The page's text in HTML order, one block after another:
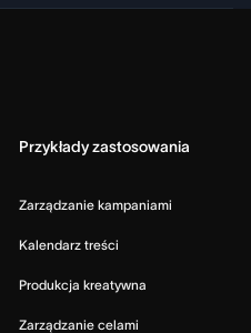
Przykłady zastosowania
Zarządzanie kampaniami
Kalendarz treści
Produkcja kreatywna
Zarządzanie celami